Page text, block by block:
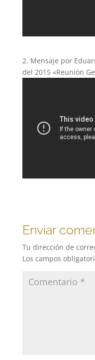
2. Mensaje por
del 2015 «Reunión
Enviar
Tu dirección de
Los campos